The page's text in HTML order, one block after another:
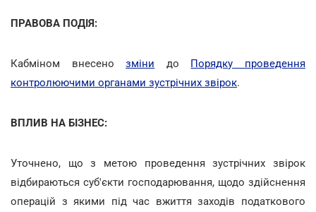
ПРАВОВА ПОДІЯ:
Кабміном внесенозміни до Порядку проведення
контролюючими органами зустрічних звірок.
ВПЛИВ НА БІЗНЕС:
Уточнено, що з метою проведення зустрічних звірок
відбираються суб'єкти господарювання, щодо здійснення
операцій з якими під час вжиття заходів податкового